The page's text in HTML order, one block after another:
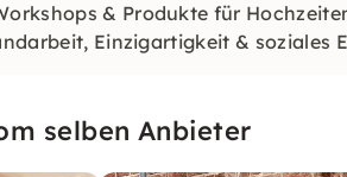
& Produkte für
Einzigartigkeit & soziales
selben Anbieter